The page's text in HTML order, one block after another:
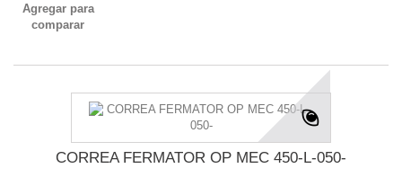
Agregar para
comparar
CORREA FERMATOR OP MEC 450-L-050-